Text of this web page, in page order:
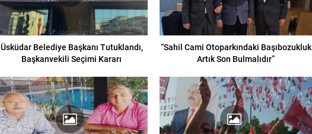
Üsküdar Belediye Başkanı Tutuklandı,
Başkanvekili Seçimi Kararı
“Sahil Cami Otoparkındaki Başıbozukluk
Artık Son Bulmalıdır”